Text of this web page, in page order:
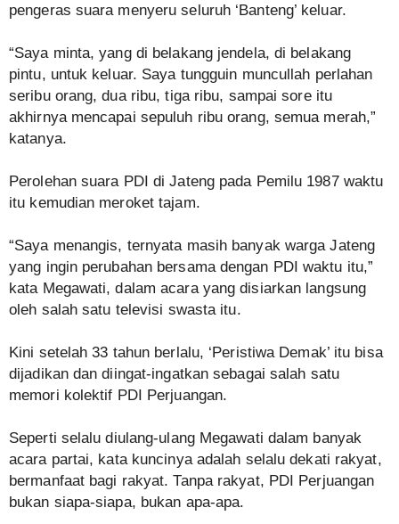
pengeras suara menyeru seluruh ‘Banteng’ keluar.
“Saya minta, yang di belakang jendela, di belakang
pintu, untuk keluar. Saya tungguin muncullah perlahan
seribu orang, dua ribu, tiga ribu, sampai sore itu
akhirnya mencapai sepuluh ribu orang, semua merah,”
katanya.
Perolehan suara PDI di Jateng pada Pemilu 1987 waktu
itu kemudian meroket tajam.
“Saya menangis, ternyata masih banyak warga Jateng
yang ingin perubahan bersama dengan PDI waktu itu,”
kata Megawati, dalam acara yang disiarkan langsung
oleh salah satu televisi swasta itu.
Kini setelah 33 tahun berlalu, ‘Peristiwa Demak’ itu bisa
dijadikan dan diingat-ingatkan sebagai salah satu
memori kolektif PDI Perjuangan.
Seperti selalu diulang-ulang Megawati dalam banyak
acara partai, kata kuncinya adalah selalu dekati rakyat,
bermanfaat bagi rakyat. Tanpa rakyat, PDI Perjuangan
bukan siapa-siapa, bukan apa-apa.